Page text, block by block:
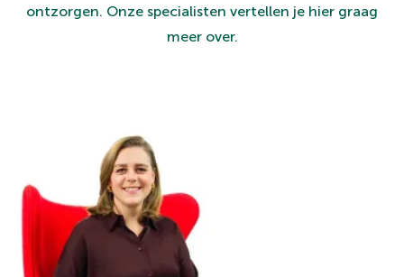
ontzorgen. Onze specialisten vertellen je hier graag
meer over.